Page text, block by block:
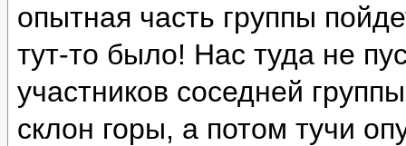
опытная часть группы
тут-то было! Нас туда не
участников соседней
склон горы, а потом тучи